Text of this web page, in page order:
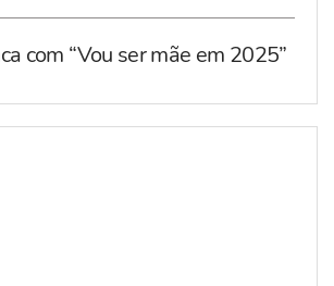
com “Vou ser mãe em 2025”